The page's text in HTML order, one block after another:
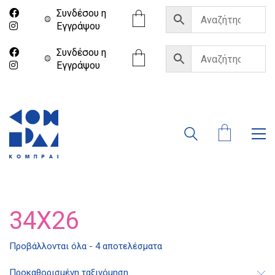
Συνδέσου η
Eγγράψου
Συνδέσου η
Eγγράψου
34X26
Προβάλλονται όλα - 4 αποτελέσματα
Προκαθορισμένη ταξινόμηση